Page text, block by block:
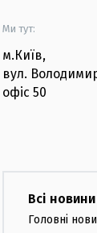
Ми тут:
м.Київ,
вул.
офіс 50
Всі новини
Головні